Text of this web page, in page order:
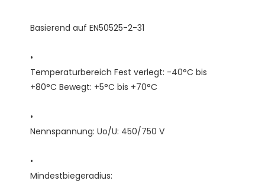
Temperaturbereich Fest verlegt: -40°C bis